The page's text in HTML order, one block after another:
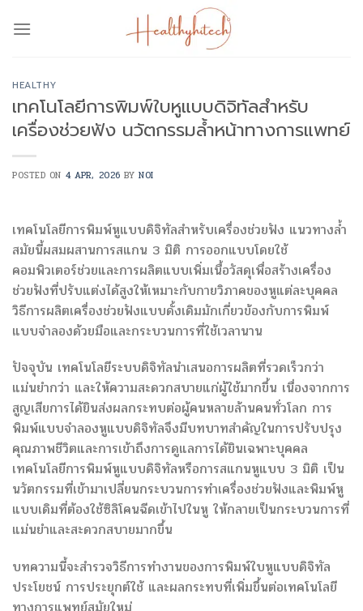
HEALTHY
เทคโนโลยีการพิมพ์ใบหูแบบดิจิทัลสำหรับ
เครื่องช่วยฟัง นวัตกรรมล้ำหน้าทางการแพทย์
POSTED ON 4 APR, 2026 BYNOI
เทคโนโลยีการพิมพ์หูแบบดิจิทัลสำหรับเครื่องช่วยฟัง แนวทางล้ำ
สมัยนี้ผสมผสานการสแกน 3 มิติ การออกแบบโดยใช้
คอมพิวเตอร์ช่วยและการผลิตแบบเพิ่มเนื้อวัสดุเพื่อสร้างเครื่อง
ช่วยฟังที่ปรับแต่งได้สูงให้เหมาะกับกายวิภาคของหูแต่ละบุคคล
วิธีการผลิตเครื่องช่วยฟังแบบดั้งเดิมมักเกี่ยวข้องกับการพิมพ์
แบบจำลองด้วยมือและกระบวนการที่ใช้เวลานาน
ปัจจุบัน เทคโนโลยีระบบดิจิทัลนำเสนอการผลิตที่รวดเร็วกว่า
แม่นยำกว่า และให้ความสะดวกสบายแก่ผู้ใช้มากขึ้น เนื่องจากการ
สูญเสียการได้ยินส่งผลกระทบต่อผู้คนหลายล้านคนทั่วโลก การ
พิมพ์แบบจำลองหูแบบดิจิทัลจึงมีบทบาทสำคัญในการปรับปรุง
คุณภาพชีวิตและการเข้าถึงการดูแลการได้ยินเฉพาะบุคคล
เทคโนโลยีการพิมพ์หูแบบดิจิทัลหรือการสแกนหูแบบ 3 มิติ เป็น
นวัตกรรมที่เข้ามาเปลี่ยนกระบวนการทำเครื่องช่วยฟังและพิมพ์หู
แบบเดิมที่ต้องใช้ซิลิโคนฉีดเข้าไปในหู ให้กลายเป็นกระบวนการที่
แม่นยำและสะดวกสบายมากขึ้น
บทความนี้จะสำรวจวิธีการทำงานของการพิมพ์ใบหูแบบดิจิทัล
ประโยชน์ การประยุกต์ใช้ และผลกระทบที่เพิ่มขึ้นต่อเทคโนโลยี